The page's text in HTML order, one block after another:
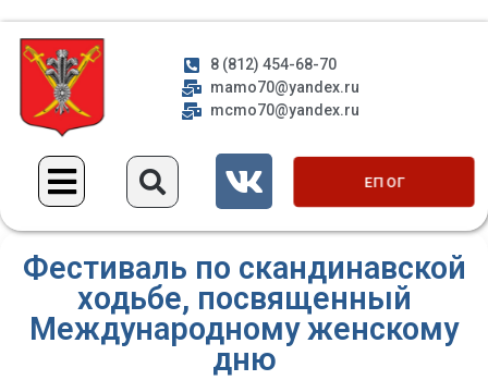
8 (812) 454-68-70
mamo70@yandex.ru
mcmo70@yandex.ru
ЕП ОГ
Фестиваль по скандинавской
ходьбе, посвященный
Международному женскому
дню